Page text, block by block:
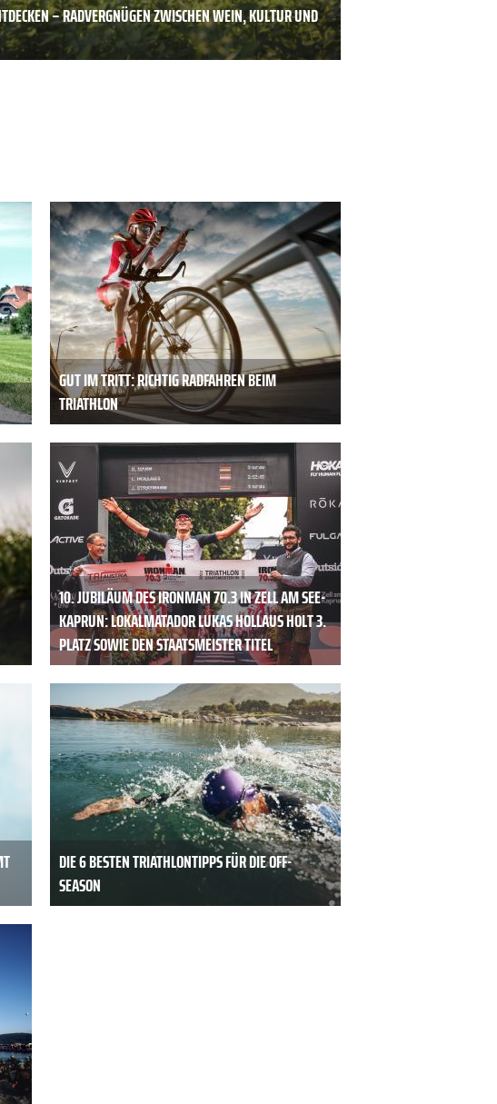
– RADVERGNÜGEN ZWISCHEN WEIN, KULTUR UND
GUT IM TRITT: RICHTIG RADFAHREN BEIM
TRIATHLON
10. JUBILÄUM DES IRONMAN 70.3 IN ZELL AM SEE-
KAPRUN: LOKALMATADOR LUKAS HOLLAUS HOLT 3.
PLATZ SOWIE DEN STAATSMEISTER TITEL
DIE 6 BESTEN TRIATHLONTIPPS FÜR DIE OFF-
SEASON